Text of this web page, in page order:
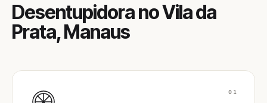
Desentupidora no Vila da
Prata, Manaus
01